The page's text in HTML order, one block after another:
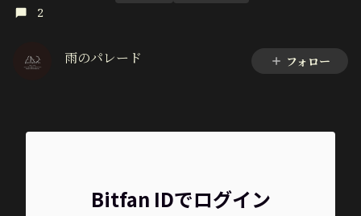
2
雨のパレード フォロー
Bitfan IDでログイン